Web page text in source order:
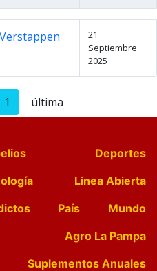
21
Septiembre
2025
1 última
Deportes
Linea Abierta
País
Mundo
Agro La Pampa
Suplementos Anuales